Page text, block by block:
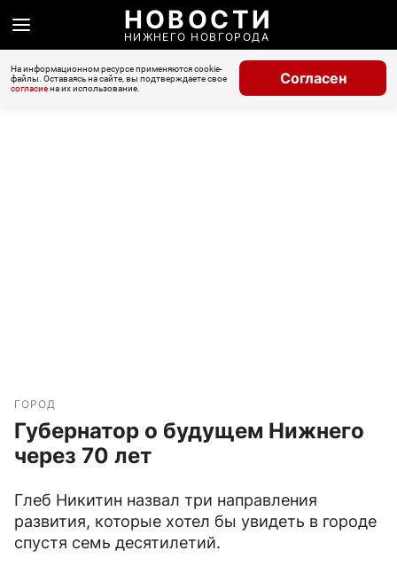
НОВОСТИ
НИЖНЕГО НОВГОРОДА
На информационном ресурсе применяются cookie-
файлы. Оставаясь на сайте, вы подтверждаете свое
согласиена их использование.
Согласен
ГОРОД
Губернатор о будущем Нижнего
через 70 лет
Глеб Никитин назвал три направления
развития, которые хотел бы увидеть в городе
спустя семь десятилетий.